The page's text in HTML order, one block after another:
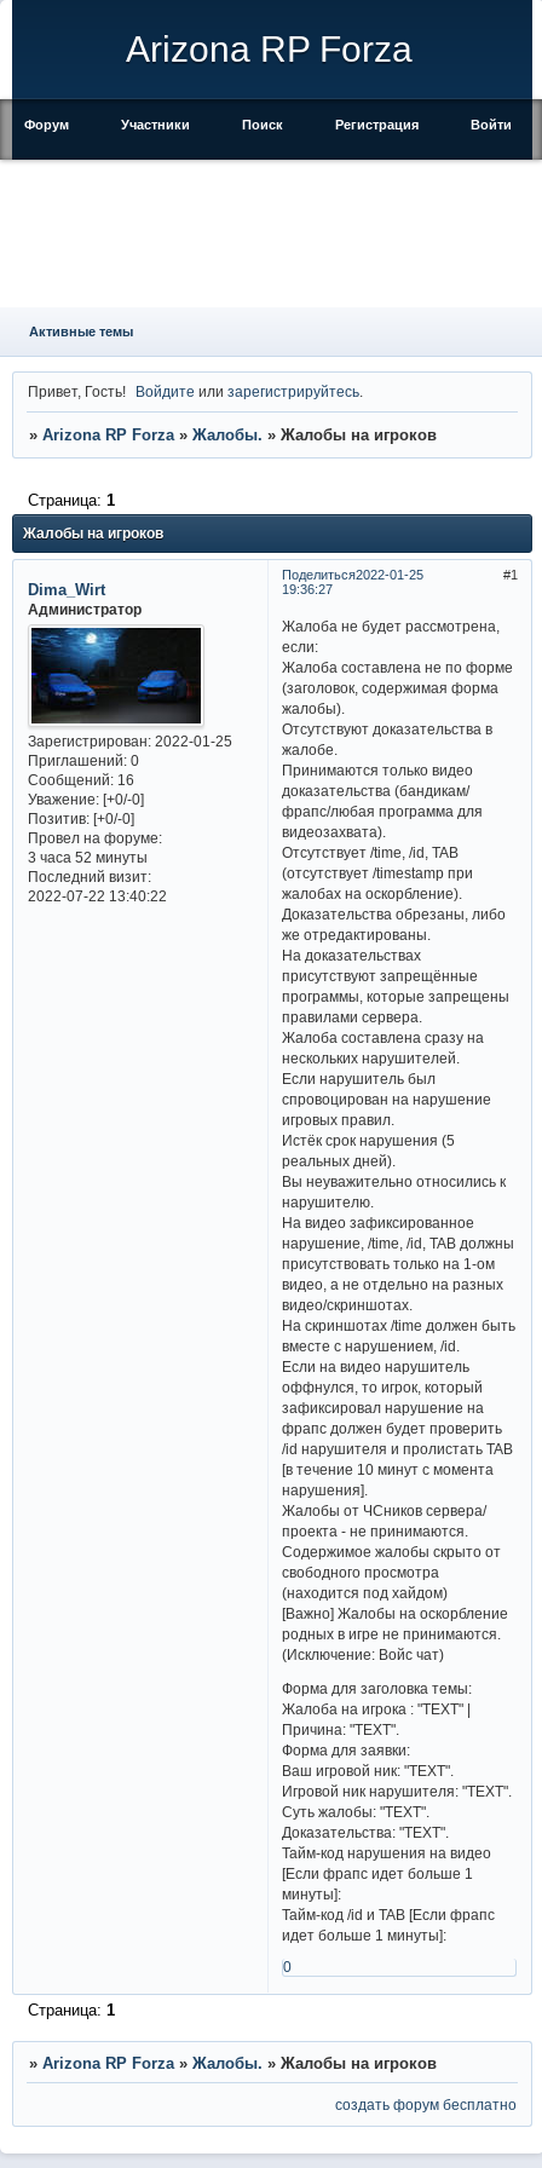
Arizona RP Forza
Форум Участники Поиск Регистрация Войти
Активные темы
Привет, Гость! Войдите илизарегистрируйтесь
» Arizona RP Forza » Жалобы. » Жалобы на игроков
Жалобы на игроков
Страница: 1
Поделиться 1
2022-01-25
19:36:27
Dima_Wirt
Администратор
Зарегистрирован: 2022-01-25
Приглашений:0
Сообщений:16
Уважение: [+0/-0]
Позитив: [+0/-0]
Провел на форуме:
3 часа 52 минуты
Последний визит:
2022-07-22 13:40:22
Жалоба не будет рассмотрена,
если:​
Жалоба составлена не по форме
(заголовок, содержимая форма
жалобы).​
Отсутствуют доказательства в
жалобе.
Принимаются только видео
доказательства (бандикам/
фрапс/любая программа для
видеозахвата).
Отсутствует /time, /id, TAB
(отсутствует /timestamp при
жалобах на оскорбление).
Доказательства обрезаны, либо
же отредактированы.
На доказательствах
присутствуют запрещённые
программы, которые запрещены
правилами сервера.
Жалоба составлена сразу на
нескольких нарушителей.
Если нарушитель был
спровоцирован на нарушение
игровых правил.
Истёк срок нарушения (5
реальных дней).
Вы неуважительно относились к
нарушителю.
На видео зафиксированное
нарушение, /time, /id, TAB должны
присутствовать только на 1-ом
видео, а не отдельно на разных
видео/скриншотах.
На скриншотах /time должен быть
вместе с нарушением, /id.
Если на видео нарушитель
оффнулся, то игрок, который
зафиксировал нарушение на
фрапс должен будет проверить
/id нарушителя и пролистать TAB
[в течение 10 минут с момента
нарушения].
Жалобы от ЧСников сервера/
проекта - не принимаются.
Содержимое жалобы скрыто от
свободного просмотра
(находится под хайдом)
[Важно] Жалобы на оскорбление
родных в игре не принимаются.
(Исключение: Войс чат)​
Форма для заголовка темы:
Жалоба на игрока : "TEXT" |
Причина: "TEXT".
Форма для заявки:
Ваш игровой ник: "TEXT".
Игровой ник нарушителя: "TEXT".
Суть жалобы: "TEXT".
Доказательства: "TEXT".
Тайм-код нарушения на видео
[Если фрапс идет больше 1
минуты]:
Тайм-код /id и TAB [Если фрапс
идет больше 1 минуты]:
0
Страница: 1
» Arizona RP Forza » Жалобы. » Жалобы на игроков
создать форум бесплатно